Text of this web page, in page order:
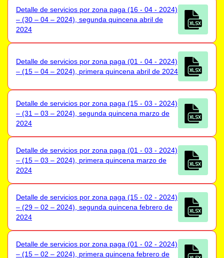
Detalle de servicios por zona paga (16 - 04 - 2024)
– (30 – 04 – 2024), segunda quincena abril de
2024
Detalle de servicios por zona paga (01 - 04 - 2024)
– (15 – 04 – 2024), primera quincena abril de 2024
Detalle de servicios por zona paga (15 - 03 - 2024)
– (31 – 03 – 2024), segunda quincena marzo de
2024
Detalle de servicios por zona paga (01 - 03 - 2024)
– (15 – 03 – 2024), primera quincena marzo de
2024
Detalle de servicios por zona paga (15 - 02 - 2024)
– (29 – 02 – 2024), segunda quincena febrero de
2024
Detalle de servicios por zona paga (01 - 02 - 2024)
– (15 – 02 – 2024), primera quincena febrero de